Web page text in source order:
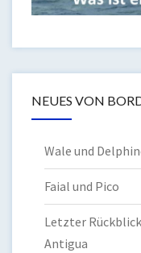
NEUES VON
Wale und
Faial und Pico
Letzter
Antigua